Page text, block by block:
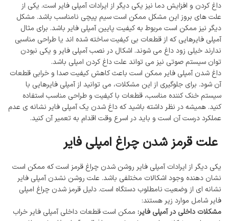
داغ کردن و افزایش دما نیز یکی دیگر از ایرادات آمپلی فایر است. یکی از
علت های بروز این مشکل ممکن است سیم پیچی نامناسب باشد. مشکل
دیگر نیز ممکن است مربوط به کیفیت پایین آمپلی فایر باشد. برای مثال
آمپلی فایرهایی که از قطعات بی کیفیت ساخته شده اند یا طراحی مناسبی
ندارند خیلی زود داغ می شوند. اشکال در نصب آمپلی فایر و یکی نبودن
توان سیستم صوتی نیز می تواند علت داغ کردن امپلی باشد.
داغ شدن آمپلی ‌فایر ممکن است باعث کاهش کیفیت صدا و خرابی قطعات
آن شود. برای جلوگیری از این مشکلات، می ‌توانید از آمپلی ‌فایرهایی با
سیستم خنک کننده مناسب، قطعات با کیفیت و طراحی مناسب استفاده
کنید. همیشه در نظر داشته باشید که داغ شدن یک آمپلی ‌فایر نشانه‌ ی عدم
عملکرد درست آن است و باید در اسرع وقت اقدام به تعمیر آن کنید.
علت قرمز شدن چراغ امپلی فایر
یکی دیگر از ایرادات آمپلی فایر روشن شدن چراغ قرمز است که ممکن است
نشان دهنده وجود اشکالات مختلفی باشد. علت روشن نشدن آمپلی فایر
نشانه‌ ای از وضعیت نامطلوب دستگاه است. دلیل قرمز شدن چراغ امپلی
فایر شامل موارد زیر هستند:
مشکلات داخلی در آمپلی‌ فایر: ممکن است قطعات داخلی آمپلی ‌فایر خراب